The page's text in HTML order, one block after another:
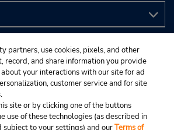
partners, use cookies, pixels, and other
record, and share information you provide
your interactions with our site for ad
customer service and for site
site or by clicking one of the buttons
use of these technologies (as described in
subject to your settings) and ourTerms of